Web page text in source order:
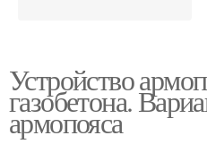
Армопояс для гаража
Устройство
газобетона.
армопояса